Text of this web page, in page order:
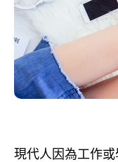
現代人因為工作